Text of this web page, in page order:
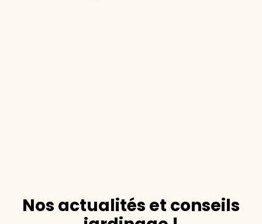
Nos actualités et conseils